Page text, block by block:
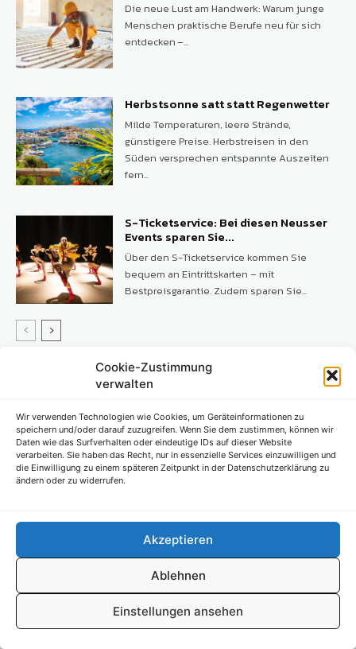
Cookie-Zustimmung
verwalten
Wir verwenden Technologien wie Cookies, um Geräteinformationen zu
speichern und/oder darauf zuzugreifen. Wenn Sie dem zustimmen, können wir
Daten wie das Surfverhalten oder eindeutige IDs auf dieser Website
verarbeiten. Sie haben das Recht, nur in essenzielle Services einzuwilligen und
die Einwilligung zu einem späteren Zeitpunkt in der Datenschutzerklärung zu
ändern oder zu widerrufen.
Akzeptieren
Ablehnen
Einstellungen ansehen
Die neue Lust am Handwerk: Warum junge
Menschen praktische Berufe neu für sich
entdecken –...
Herbstsonne satt statt Regenwetter
Milde Temperaturen, leere Strände,
günstigere Preise. Herbstreisen in den
Süden versprechen entspannte Auszeiten
fern...
S-Ticketservice: Bei diesen Neusser
Events sparen Sie...
Über den S-Ticketservice kommen Sie
bequem an Eintrittskarten – mit
Bestpreisgarantie. Zudem sparen Sie...
MAGAZIN
E-Mail an die Redaktion:
Über uns
Wenn’s um Geld geht, hat jeder ganz individuelle Vorstellungen.
Sie wollen mehr als ein gewöhnliches Girokonto? Dann ist unser